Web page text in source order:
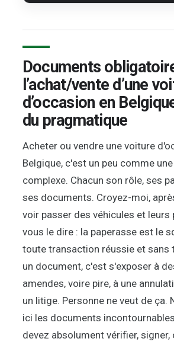
Documents
l’achat/vente d’une
d’occasion en
du pragmatique
Acheter ou vendre une voiture
Belgique, c'est un peu comme
complexe. Chacun son rôle, ses
ses documents. Croyez-moi,
voir passer des véhicules et leurs
vous le dire : la paperasse est le
toute transaction réussie et sans
un document, c'est s'exposer à
amendes, voire pire, à une
un litige. Personne ne veut de ça.
ici les documents
devez absolument vérifier, signer,